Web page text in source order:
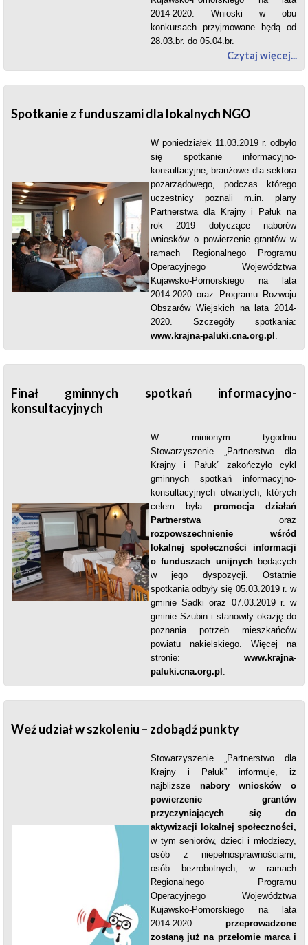
2014-2020. Wnioski w obu
konkursach przyjmowane będą od
28.03.br. do 05.04.br.
Czytaj więcej...
Spotkanie z funduszami dla lokalnych NGO
W poniedziałek 11.03.2019 r. odbyło
się spotkanie informacyjno-
konsultacyjne, branżowe dla sektora
pozarządowego, podczas którego
uczestnicy poznali m.in. plany
Partnerstwa dla Krajny i Pałuk na
rok 2019 dotyczące naborów
wniosków o powierzenie grantów w
ramach Regionalnego Programu
Operacyjnego Województwa
Kujawsko-Pomorskiego na lata
2014-2020 oraz Programu Rozwoju
Obszarów Wiejskich na lata 2014-
2020. Szczegóły spotkania:
www.krajna-paluki.cna.org.pl .
Finał gminnych spotkań informacyjno-
konsultacyjnych
W minionym tygodniu
Stowarzyszenie „Partnerstwo dla
Krajny i Pałuk” zakończyło cykl
gminnych spotkań informacyjno-
konsultacyjnych otwartych, których
celem była promocja działań
Partnerstwaoraz
rozpowszechnienie wśród
lokalnej społeczności informacji
o funduszach unijnychbędących
w jego dyspozycji. Ostatnie
spotkania odbyły się 05.03.2019 r. w
gminie Sadki oraz 07.03.2019 r. w
gminie Szubin i stanowiły okazję do
poznania potrzeb mieszkańców
powiatu nakielskiego. Więcej na
stronie: www.krajna-
paluki.cna.org.pl .
Weź udział w szkoleniu – zdobądź punkty
Stowarzyszenie „Partnerstwo dla
Krajny i Pałuk” informuje, iż
najbliższe nabory wniosków o
powierzenie grantów
przyczyniających się do
aktywizacji lokalnej społeczności,
w tym seniorów, dzieci i młodzieży,
osób z niepełnosprawnościami,
osób bezrobotnych, w ramach
Regionalnego Programu
Operacyjnego Województwa
Kujawsko-Pomorskiego na lata
2014-2020 przeprowadzone
zostaną już na przełomie marca i